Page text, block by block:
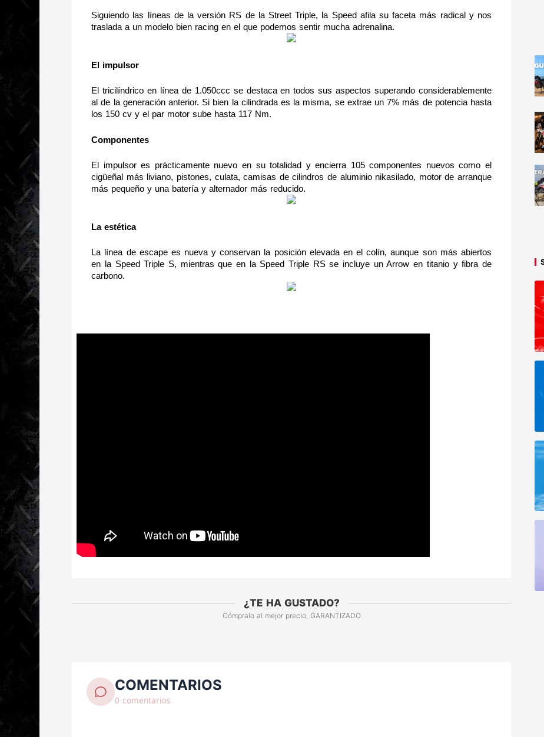
Siguiendo las líneas de la versión RS de la Street Triple, la Speed afila su faceta más radical y nos
traslada a un modelo bien racing en el que podemos sentir mucha adrenalina.
El impulsor
El tricilíndrico en línea de 1.050ccc se destaca en todos sus aspectos superando considerablemente
al de la generación anterior. Si bien la cilindrada es la misma, se extrae un 7% más de potencia hasta
los 150 cv y el par motor sube hasta 117 Nm.
Componentes
El impulsor es prácticamente nuevo en su totalidad y encierra 105 componentes nuevos como el
cigüeñal más liviano, pistones, culata, camisas de cilindros de aluminio nikasilado, motor de arranque
más pequeño y una batería y alternador más reducido.
La estética
La línea de escape es nueva y conservan la posición elevada en el colín, aunque son más abiertos
en la Speed Triple S, mientras que en la Speed Triple RS se incluye un Arrow en titanio y fibra de
carbono.
¿TE HA GUSTADO?
Cómpralo al mejor precio, GARANTIZADO
COMENTARIOS
0 comentarios